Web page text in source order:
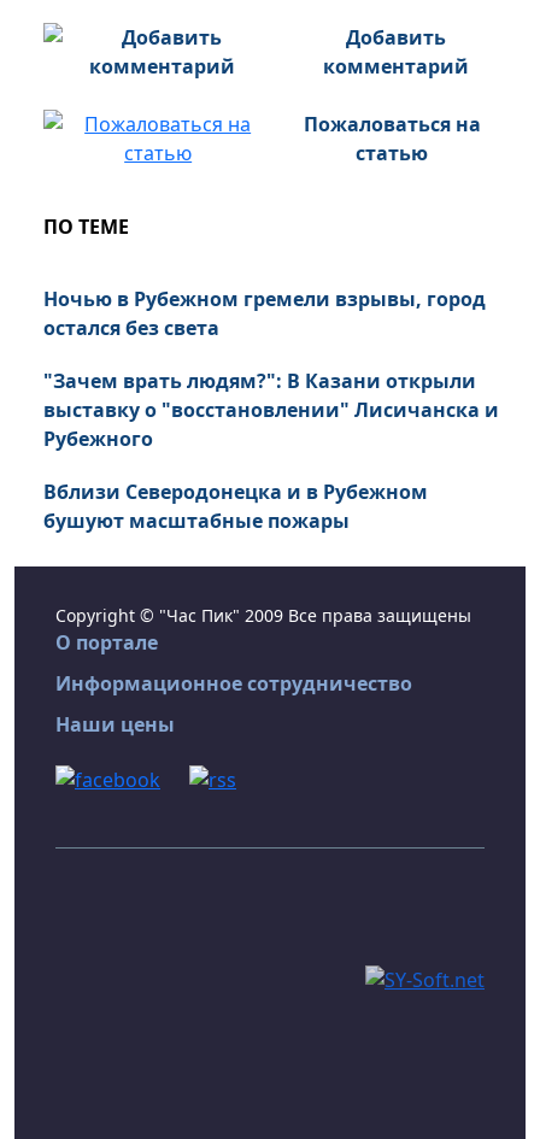
Добавить
комментарий
Пожаловаться на
статью
ПО ТЕМЕ
Ночью в Рубежном гремели взрывы, город
остался без света
"Зачем врать людям?": В Казани открыли
выставку о "восстановлении" Лисичанска и
Рубежного
Вблизи Северодонецка и в Рубежном
бушуют масштабные пожары
Copyright © "Час Пик" 2009 Все права защищены
О портале
Информационное сотрудничество
Наши цены